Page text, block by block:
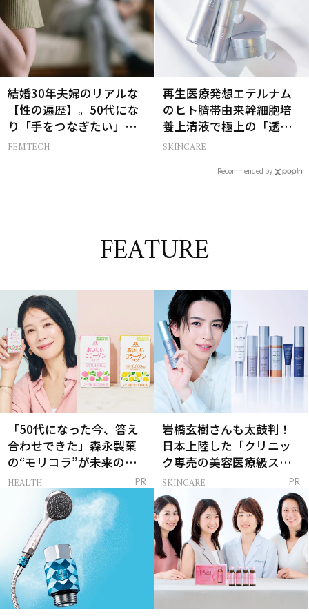
結婚30年夫婦のリアルな
【性の遍歴】。50代にな
り「手をつなぎたい」と
願う理由とは
FEMTECH
再生医療発想エテルナム
のヒト臍帯由来幹細胞培
養上清液で極上の「透明
感ハリ肌」へ
SKINCARE
Recommended by
FEATURE
「50代になった今、答え
合わせできた」森永製菓
の“モリコラ”が未来のキ
レイを連れてくる！
HEALTH PR
岩橋玄樹さんも太鼓判！
日本上陸した「クリニッ
ク専売の美容医療級スキ
ンケア」
SKINCARE PR